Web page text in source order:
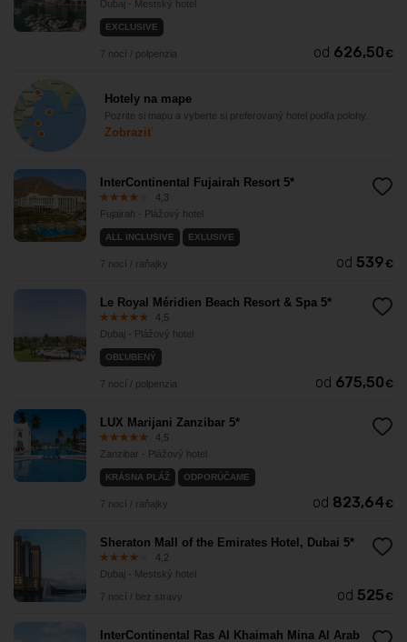
Dubaj - Mestský hotel
EXCLUSIVE
7 nocí / polpenzia od 626,50 €
Hotely na mape
Pozrite si mapu a vyberte si preferovaný hotel podľa polohy.
Zobraziť
InterContinental Fujairah Resort 5*
4,3
Fujairah - Plážový hotel
ALL INCLUSIVE EXLUSIVE
7 nocí / raňajky od 539 €
Le Royal Méridien Beach Resort & Spa 5*
4,5
Dubaj - Plážový hotel
OBĽUBENÝ
7 nocí / polpenzia od 675,50 €
LUX Marijani Zanzibar 5*
4,5
Zanzibar - Plážový hotel
KRÁSNA PLÁŽ ODPORÚČAME
7 nocí / raňajky od 823,64 €
Sheraton Mall of the Emirates Hotel, Dubai 5*
4,2
Dubaj - Mestský hotel
7 nocí / bez stravy od 525 €
InterContinental Ras Al Khaimah Mina Al Arab